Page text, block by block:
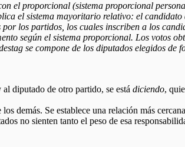
el proporcional (sistema proporcional
el sistema mayoritario relativo: el candidato
los partidos, los cuales inscriben a los
según el sistema proporcional. Los votos
se compone de los diputados elegidos de
diputado de otro partido, se está diciendo,
demás. Se establece una relación más
no sienten tanto el peso de esa